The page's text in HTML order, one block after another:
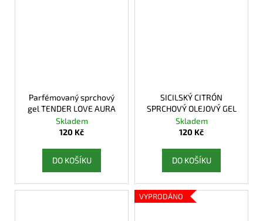
Parfémovaný sprchový
gel TENDER LOVE AURA
Skladem
120 Kč
DO KOŠÍKU
SICILSKÝ CITRÓN
SPRCHOVÝ OLEJOVÝ GEL
Skladem
120 Kč
DO KOŠÍKU
VYPRODÁNO